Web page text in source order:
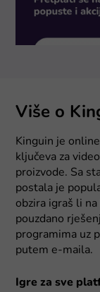
Više o
Kinguin je
ključeva za
proizvode. Sa
postala je
obzira igraš li
pouzdano
programima uz
putem e-maila.
Igre za sve